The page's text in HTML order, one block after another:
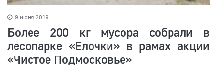
9 июня 2019
Более 200 кг мусора собрали в
лесопарке «Елочки» в рамах акции
«Чистое Подмосковье»